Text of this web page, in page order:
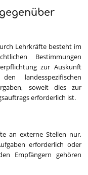
Lehrkräfte besteht im
Bestimmungen
zur Auskunft
landesspezifischen
soweit dies zur
erforderlich ist.
an externe Stellen nur,
erforderlich oder
Empfängern gehören